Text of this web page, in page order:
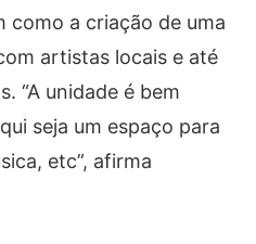
como a criação de uma
artistas locais e até
“A unidade é bem
seja um espaço para
etc”, afirma